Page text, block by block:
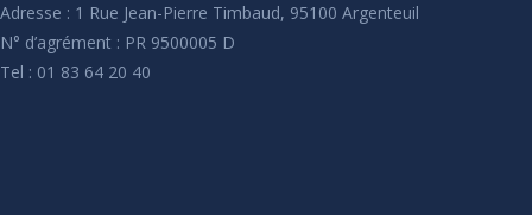
Adresse : 1 Rue Jean-Pierre Timbaud, 95100 Argenteuil
N° d’agrément : PR 9500005 D
Tel : 01 83 64 20 40